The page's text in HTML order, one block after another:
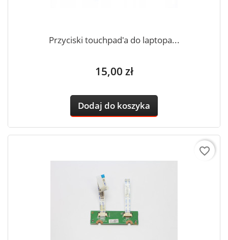
Przyciski touchpad'a do laptopa...
Cena
15,00 zł
Dodaj do koszyka
favorite_border